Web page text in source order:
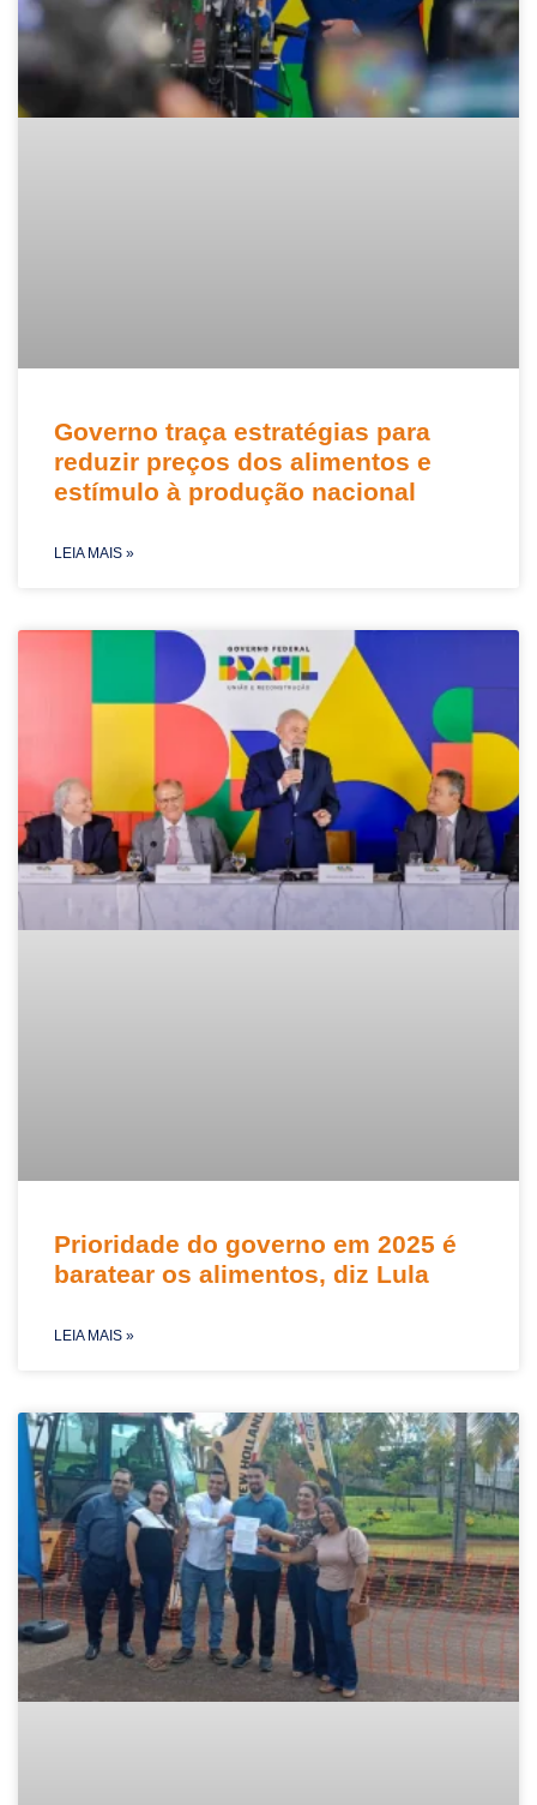
Governo traça estratégias para
reduzir preços dos alimentos e
estímulo à produção nacional
LEIA MAIS »
Prioridade do governo em 2025 é
baratear os alimentos, diz Lula
LEIA MAIS »